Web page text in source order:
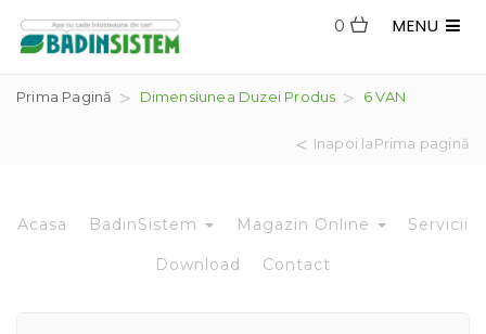
MENU
0
Prima Pagină Dimensiunea Duzei Produs 6 VAN
Inapoi laPrima pagină
Acasa BadinSistem Magazin Online Servicii
Download Contact